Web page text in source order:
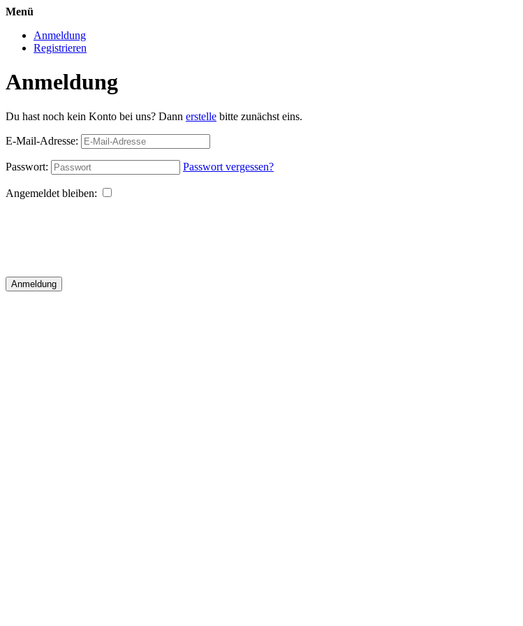
Menü
Anmeldung
Registrieren
Anmeldung
Du hast noch kein Konto bei uns? Dann erstelle bitte zunächst eins.
E-Mail-Adresse:
Passwort: Passwort vergessen?
Angemeldet bleiben:
Anmeldung